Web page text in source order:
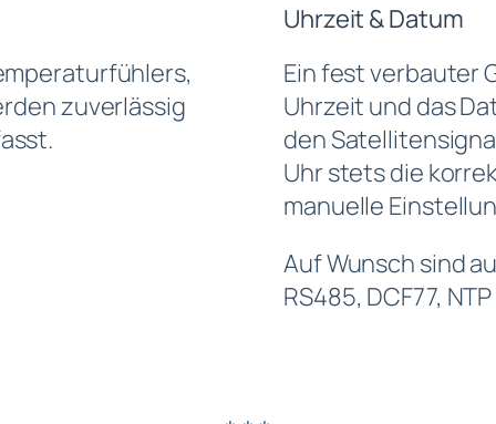
zuverlässig
Uhrzeit & Datum
Ein fest verbauter
Uhrzeit und das
den
Uhr stets die
manuelle
Auf Wunsch sind
RS485, DCF77,